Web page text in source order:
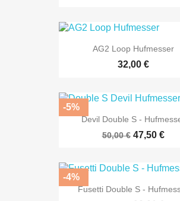
AG2 Loop Hufmesser
32,00 €
Devil Double S -
50,00 € 47,50 €
-5%
Fusetti Double S -
-4%